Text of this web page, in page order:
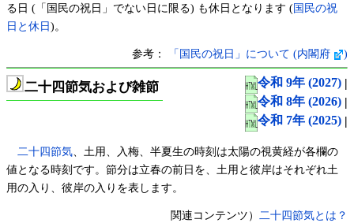
る日 (「国民の祝日」でない日に限る) も休日となります (国民の祝
日と休日)。
参考： 「国民の祝日」について (内閣府 )
二十四節気および雑節 令和 9年 (2027) |
令和 8年 (2026) |
令和 7年 (2025) |
二十四節気 、土用、入梅、半夏生の時刻は太陽の視黄経が各欄の
値となる時刻です。節分は立春の前日を、土用と彼岸はそれぞれ土
用の入り、彼岸の入りを表します。
関連コンテンツ） 二十四節気とは？